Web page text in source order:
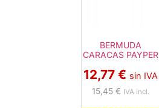
BERMUDA
CARACAS PAYPER
12,77€ sin IVA
15,45€ IVA incl.